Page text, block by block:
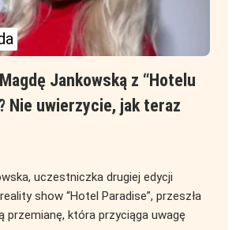
Jankowską z “Hotelu
Nie uwierzycie, jak teraz
uczestniczka drugiej edycji
show “Hotel Paradise”, przeszła
przemianę, która przyciąga uwagę